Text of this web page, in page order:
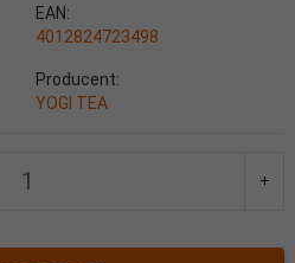
EAN:
4012824723498
Producent:
YOGI TEA